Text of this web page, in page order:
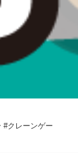
#クレーンゲー